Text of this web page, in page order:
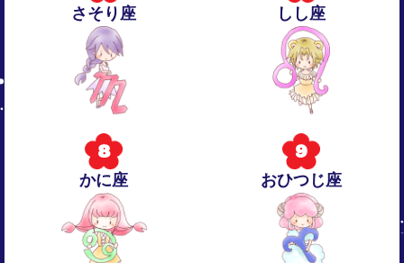
さそり座 しし座
8
かに座
9
おひつじ座